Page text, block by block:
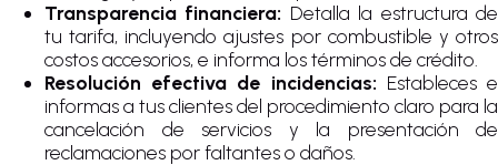
Transparencia financiera: Detalla la estructura de
tu tarifa, incluyendo ajustes por combustible y otros
costos accesorios, e informa los términos de crédito.
Resolución efectiva de incidencias: Estableces e
informas a tus clientes del procedimiento claro para la
cancelación de servicios y la presentación de
reclamaciones por faltantes o daños.